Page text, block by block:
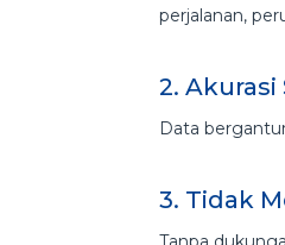
perjalanan,
2.
Data
3. Tidak